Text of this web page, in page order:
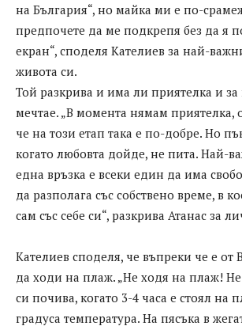
на България“, но майка ми е по-
предпочете да ме подкрепя без да я
екран“, споделя Кателиев за най-
живота си.
Той разкрива и има ли приятелка и
мечтае. „В момента нямам приятелка,
че на този етап така е по-добре. Но
когато любовта дойде, не пита. Най-
една връзка е всеки един да има
да разполага със собствено време, в
сам със себе си“, разкрива Атанас за
Кателиев споделя, че въпреки че е от
да ходи на плаж. „Не ходя на плаж!
си почива, когато 3-4 часа е стоял на
градуса температура. На пясъка в